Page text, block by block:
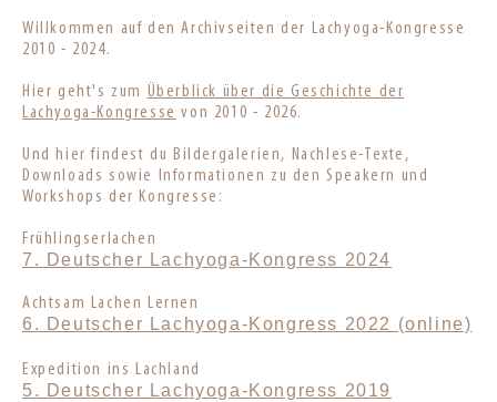
Willkommen auf den Archivseiten der Lachyoga-Kongresse
2010 - 2024.
Hier geht's zum Überblick über die Geschichte der
Lachyoga-Kongresse von 2010 - 2026.
Und hier findest du Bildergalerien, Nachlese-Texte,
Downloads sowie Informationen zu den Speakern und
Workshops der Kongresse:
Frühlingserlachen
7. Deutscher Lachyoga-Kongress 2024
Achtsam Lachen Lernen
6. Deutscher Lachyoga-Kongress 2022 (online)
Expedition ins Lachland
5. Deutscher Lachyoga-Kongress 2019